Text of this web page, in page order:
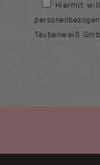
Hiermit
Taubenweiß